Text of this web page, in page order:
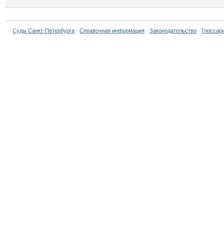
Суды Санкт-Петербурга · Справочная информация · Законодательство ·